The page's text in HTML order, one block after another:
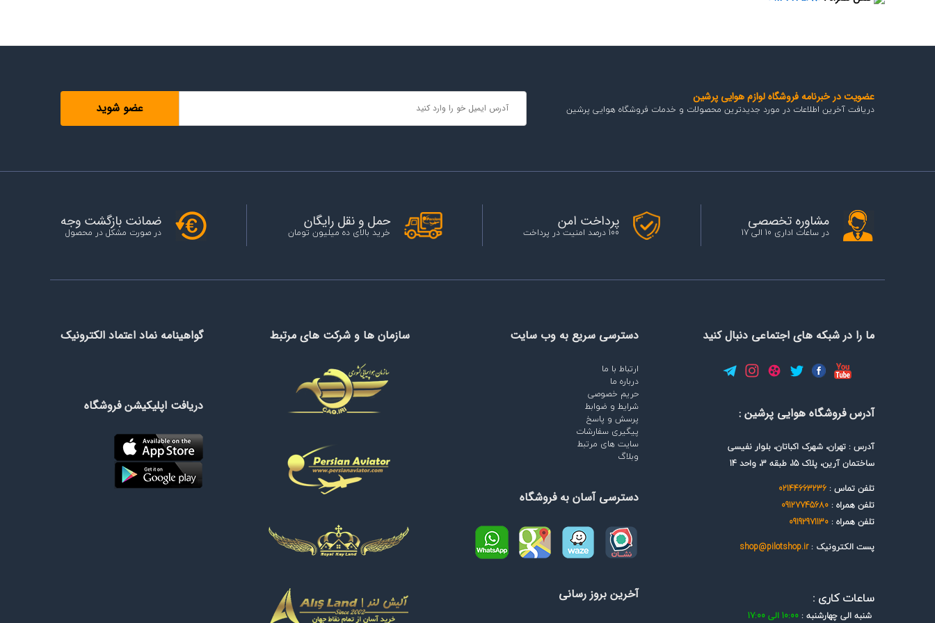
عضویت در خبرنامه فروشگاه لوازم هوایی پرشین
دریافت آخرین اطلاعات در مورد جدیدترین محصولات و خدمات فروشگاه هوایی پرشین
مشاوره تخصصی
در ساعات اداری 10 الی 17
پرداخت امن
100 درصد امنیت در پرداخت
حمل و نقل رایگان
خرید بالای ده میلیون تومان
ضمانت بازگشت وجه
در صورت مشکل در محصول
ما را در شبکه های اجتماعی دنبال کنید
آدرس فروشگاه هوایی پرشین :
آدرس : تهران، شهرک اکباتان، بلوار نفیسی
ساختمان آرین، پلاک 15، طبقه 3، واحد 14
تلفن تماس :02144663236
تلفن همراه :09127745680
تلفن همراه :09192971130
پست الکترونیک :shop@pilotshop.ir
ساعات کاری :
شنبه الی چهارشنبه :10:00 الی 17:00
دسترسی سریع به وب سایت
ارتباط با ما
درباره ما
حریم خصوصی
شرایط و ضوابط
پرسش و پاسخ
پیگیری سفارشات
سایت های مرتبط
وبلاگ
دسترسی آسان به فروشگاه
آخرین بروز رسانی
سازمان ها و شرکت های مرتبط گواهینامه نماد اعتماد الکترونیک
دریافت اپلیکیشن فروشگاه